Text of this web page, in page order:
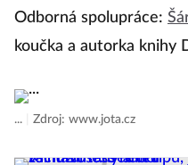
Odborná spolupráce:
koučka a autorka knihy
... Zdroj: www.jota.cz